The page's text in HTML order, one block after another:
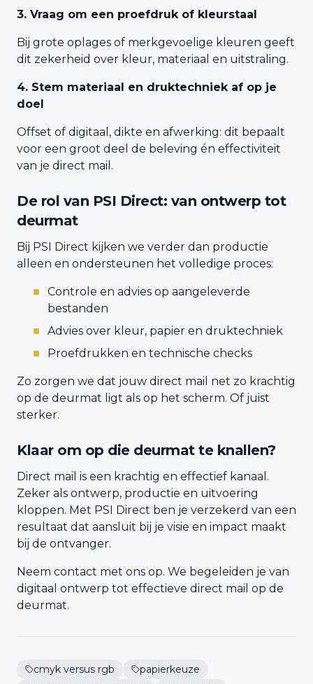
3. Vraag om een proefdruk of kleurstaal
Bij grote oplages of merkgevoelige kleuren geeft
dit zekerheid over kleur, materiaal en uitstraling.
4. Stem materiaal en druktechniek af op je
doel
Offset of digitaal, dikte en afwerking: dit bepaalt
voor een groot deel de beleving én effectiviteit
van je direct mail.
De rol van PSI Direct: van ontwerp tot
deurmat
Bij PSI Direct kijken we verder dan productie
alleen en ondersteunen het volledige proces:
Controle en advies op aangeleverde
bestanden
Advies over kleur, papier en druktechniek
Proefdrukken en technische checks
Zo zorgen we dat jouw direct mail net zo krachtig
op de deurmat ligt als op het scherm. Of juist
sterker.
Klaar om op die deurmat te knallen?
Direct mail is een krachtig en effectief kanaal.
Zeker als ontwerp, productie en uitvoering
kloppen. Met PSI Direct ben je verzekerd van een
resultaat dat aansluit bij je visie en impact maakt
bij de ontvanger.
Neem contact met ons op. We begeleiden je van
digitaal ontwerp tot effectieve direct mail op de
deurmat.
cmyk versus rgb
papierkeuze